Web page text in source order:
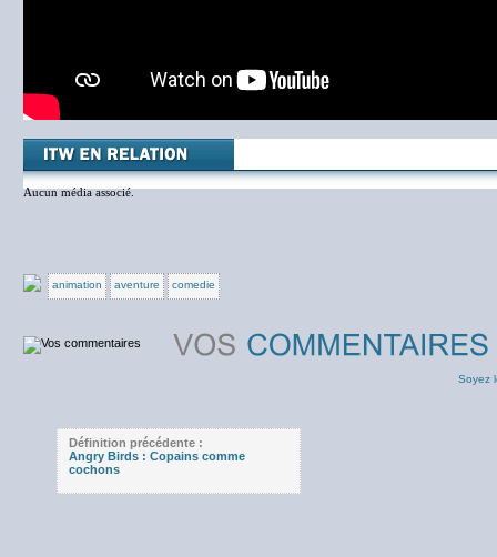
Aucun média associé.
animation aventure comedie
Soyez
Définition précédente :
Angry Birds : Copains comme
cochons